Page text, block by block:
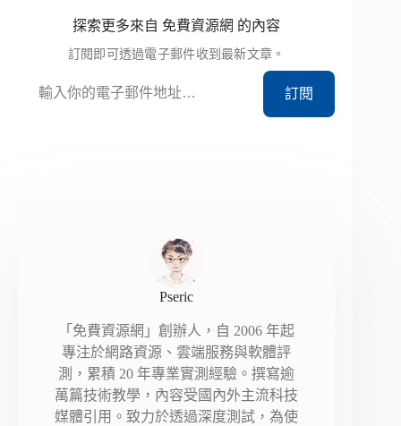
探索更多來自 免費資源網 的內容
訂閱即可透過電子郵件收到最新文章。
訂閱
Pseric
「免費資源網」創辦人，自 2006 年起
專注於網路資源、雲端服務與軟體評
測，累積 20 年專業實測經驗。撰寫逾
萬篇技術教學，內容受國內外主流科技
媒體引用。致力於透過深度測試，為使